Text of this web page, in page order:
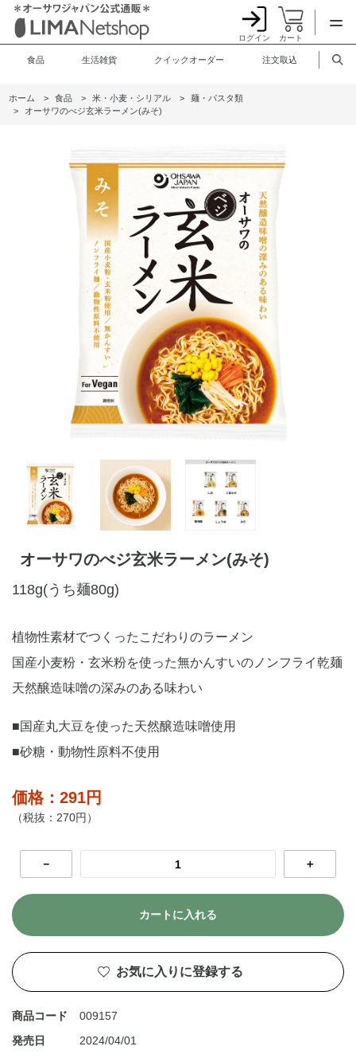
ログイン カート
食品 生活雑貨 クイックオーダー 注文取込
ホーム > 食品 > 米・小麦・シリアル >
麺・パスタ類
>
オーサワのべジ玄米ラーメン(みそ)
オーサワのべジ玄米ラーメン(みそ)
118g(うち麺80g)
植物性素材でつくったこだわりのラーメン
国産小麦粉・玄米粉を使った無かんすいのノンフライ乾麺
天然醸造味噌の深みのある味わい
■国産丸大豆を使った天然醸造味噌使用
■砂糖・動物性原料不使用
価格：291円
（税抜：270円）
－ ＋
カートに入れる
お気に入りに登録する
商品コード
009157
発売日
2024/04/01